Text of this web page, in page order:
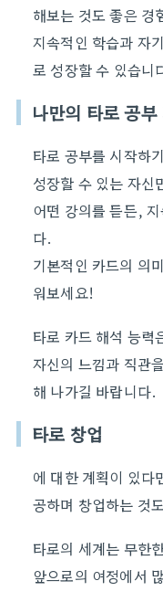
해보는 것도 좋은 경
지속적인 학습과 자
로 성장할 수 있습니
나만의 타로 공
타로 공부를 시작하
성장할 수 있는 자신
어떤 강의를 듣든,
다.
기본적인 카드의 의
워보세요!
타로 카드 해석 능력
자신의 느낌과 직관
해 나가길 바랍니다.
타로 창업
에 대한 계획이 있다
공하며 창업하는 것
타로의 세계는 무한
앞으로의 여정에서